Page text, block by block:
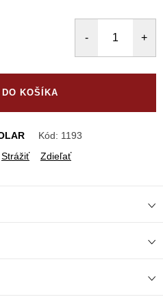
DO KOŠÍKA
Kód: 1193
Strážiť Zdieľať